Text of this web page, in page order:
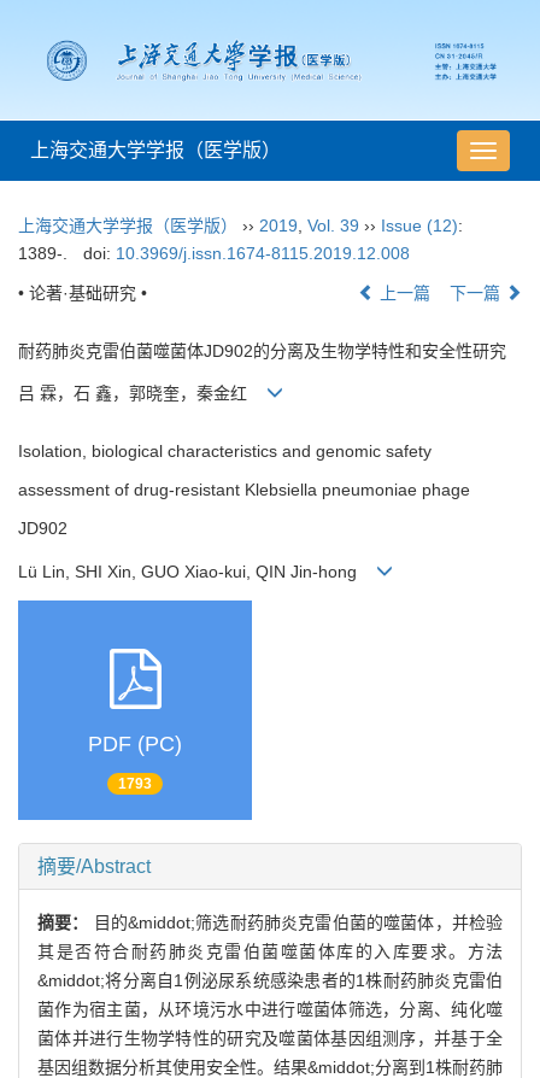
导
航
上海交通大学学报（医学版）
上海交通大学学报（医学版） ›› 2019 Vol. 39 ›› Issue (12):
1389-.
doi: 10.3969/j.issn.1674-8115.2019.12.008
• 论著·基础研究 • 上一篇 下一篇
耐药肺炎克雷伯菌噬菌体JD902的分离及生物学特性和安全性研究
吕 霖，石 鑫，郭晓奎，秦金红
Isolation, biological characteristics and genomic safety
assessment of drug-resistant Klebsiella pneumoniae phage
JD902
Lü Lin, SHI Xin, GUO Xiao-kui, QIN Jin-hong
PDF (PC)
1793
摘要/Abstract
摘要：
目的&middot;筛选耐药肺炎克雷伯菌的噬菌体，并检验
其是否符合耐药肺炎克雷伯菌噬菌体库的入库要求。方法
&middot;将分离自1例泌尿系统感染患者的1株耐药肺炎克雷伯
菌作为宿主菌，从环境污水中进行噬菌体筛选，分离、纯化噬
菌体并进行生物学特性的研究及噬菌体基因组测序，并基于全
基因组数据分析其使用安全性。结果&middot;分离到1株耐药肺